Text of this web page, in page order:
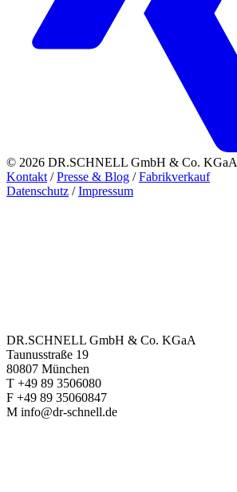
© 2026 DR.SCHNELL GmbH & Co. KGaA
Kontakt / Presse & Blog / Fabrikverkauf
Datenschutz / Impressum
DR.SCHNELL GmbH & Co. KGaA
Taunusstraße 19
80807 München
T +49 89 3506080
F +49 89 35060847
M info@dr-schnell.de